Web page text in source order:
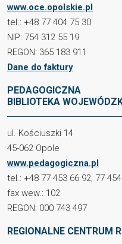
www.oce.opolskie.pl
tel.: +48 77 404 75 30
NIP: 754 312 55 19
REGON: 365 183 911
Dane do faktury
PEDAGOGICZNA
BIBLIOTEKA
ul. Kościuszki 14
45-062 Opole
www.pedagogiczna.pl
tel.: +48 77 453 66 92, 77
fax wew.: 102
REGON: 000 743 497
REGIONALNE CENTRUM